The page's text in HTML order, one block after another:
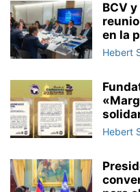
BCV
en la
Hebert
Hebert